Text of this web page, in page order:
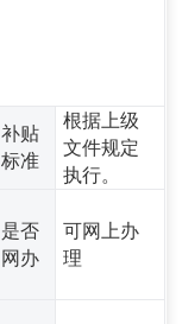
补贴
标准
根据上级
文件规定
执行。
是否
网办
可网上办
理